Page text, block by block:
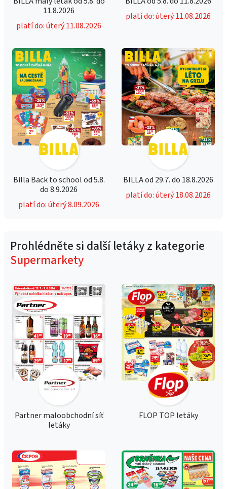
11.8.2026
platí do: úterý 11.08.2026
platí do: úterý 11.08.2026
Billa Back to school od 5.8.
do 8.9.2026
platí do: úterý 8.09.2026
BILLA od 29.7. do 18.8.2026
platí do: úterý 18.08.2026
Prohlédněte si další letáky z kategorie
Supermarkety
Partner maloobchodní síť
letáky
FLOP TOP letáky